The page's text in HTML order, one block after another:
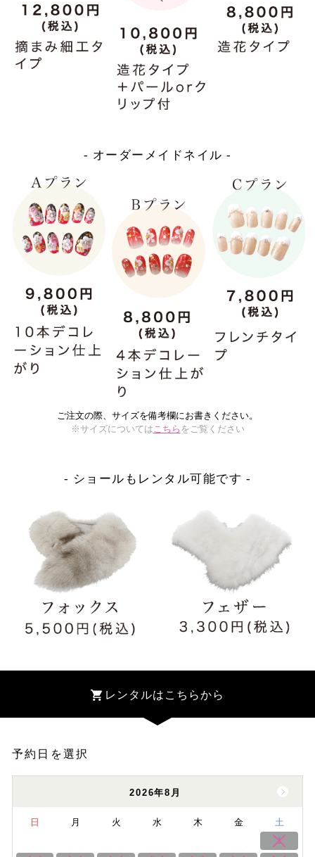
- オーダーメイドネイル -
ご注文の際、サイズを備考欄にお書きください。
※サイズについてはこちら をご覧ください
- ショールもレンタル可能です -
レンタルはこちらから
予約日を選択
2026年8月
日 月 火 水 木 金 土
1